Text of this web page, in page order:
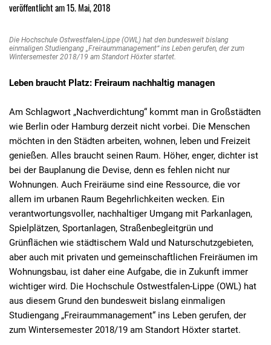
veröffentlicht am 15. Mai, 2018
Die Hochschule Ostwestfalen-Lippe (OWL) hat den bundesweit bislang
einmaligen Studiengang „Freiraummanagement“ ins Leben gerufen, der zum
Wintersemester 2018/19 am Standort Höxter startet.
Leben braucht Platz: Freiraum nachhaltig managen
Am Schlagwort „Nachverdichtung“ kommt man in Großstädten
wie Berlin oder Hamburg derzeit nicht vorbei. Die Menschen
möchten in den Städten arbeiten, wohnen, leben und Freizeit
genießen. Alles braucht seinen Raum. Höher, enger, dichter ist
bei der Bauplanung die Devise, denn es fehlen nicht nur
Wohnungen. Auch Freiräume sind eine Ressource, die vor
allem im urbanen Raum Begehrlichkeiten wecken. Ein
verantwortungsvoller, nachhaltiger Umgang mit Parkanlagen,
Spielplätzen, Sportanlagen, Straßenbegleitgrün und
Grünflächen wie städtischem Wald und Naturschutzgebieten,
aber auch mit privaten und gemeinschaftlichen Freiräumen im
Wohnungsbau, ist daher eine Aufgabe, die in Zukunft immer
wichtiger wird. Die Hochschule Ostwestfalen-Lippe (OWL) hat
aus diesem Grund den bundesweit bislang einmaligen
Studiengang „Freiraummanagement“ ins Leben gerufen, der
zum Wintersemester 2018/19 am Standort Höxter startet.